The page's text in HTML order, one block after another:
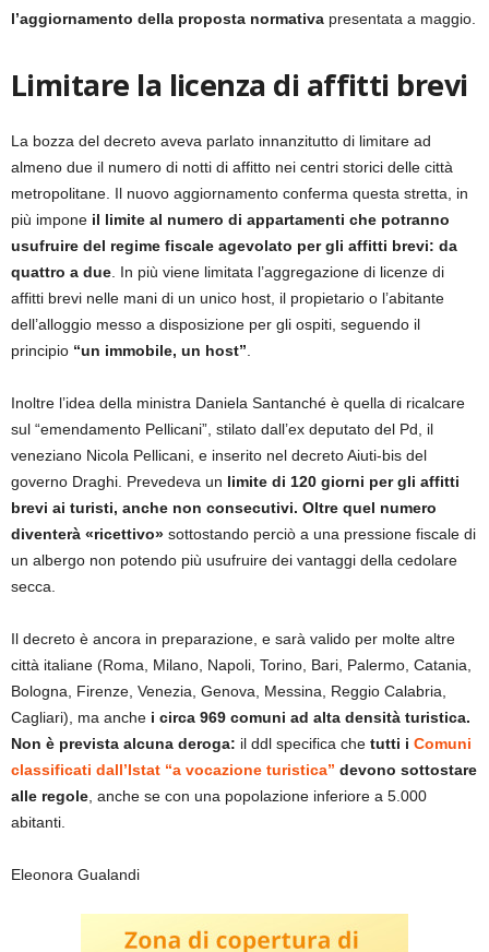
l’aggiornamento della proposta normativa presentata a maggio.
Limitare la licenza di affitti brevi
La bozza del decreto aveva parlato innanzitutto di limitare ad
almeno due il numero di notti di affitto nei centri storici delle città
metropolitane. Il nuovo aggiornamento conferma questa stretta, in
più impone il limite al numero di appartamenti che potranno
usufruire del regime fiscale agevolato per gli affitti brevi: da
quattro a due. In più viene limitata l’aggregazione di licenze di
affitti brevi nelle mani di un unico host, il propietario o l’abitante
dell’alloggio messo a disposizione per gli ospiti, seguendo il
principio “un immobile, un host”.
Inoltre l’idea della ministra Daniela Santanché è quella di ricalcare
sul “emendamento Pellicani”, stilato dall’ex deputato del Pd, il
veneziano Nicola Pellicani, e inserito nel decreto Aiuti-bis del
governo Draghi. Prevedeva un limite di 120 giorni per gli affitti
brevi ai turisti, anche non consecutivi. Oltre quel numero
diventerà «ricettivo» sottostando perciò a una pressione fiscale di
un albergo non potendo più usufruire dei vantaggi della cedolare
secca.
Il decreto è ancora in preparazione, e sarà valido per molte altre
città italiane (Roma, Milano, Napoli, Torino, Bari, Palermo, Catania,
Bologna, Firenze, Venezia, Genova, Messina, Reggio Calabria,
Cagliari), ma anche i circa 969 comuni ad alta densità turistica.
Non è prevista alcuna deroga: il ddl specifica che tutti i Comuni
classificati dall’Istat “a vocazione turistica” devono sottostare
alle regole, anche se con una popolazione inferiore a 5.000
abitanti.
Eleonora Gualandi